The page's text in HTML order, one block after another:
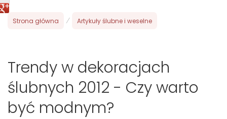
Strona główna / Artykuły ślubne i weselne
Trendy w dekoracjach
ślubnych 2012 - Czy warto
być modnym?